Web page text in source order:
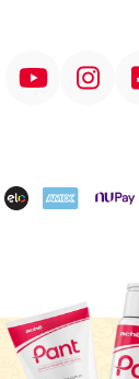
Instagram
ELO AMEX NuPay
Destaque